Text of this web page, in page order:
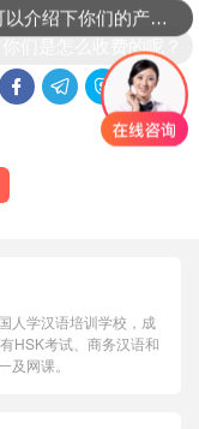
  
人学汉语培训学校，成
HSK考试、商务汉语和
及网课。
你们是怎么收费的呢？